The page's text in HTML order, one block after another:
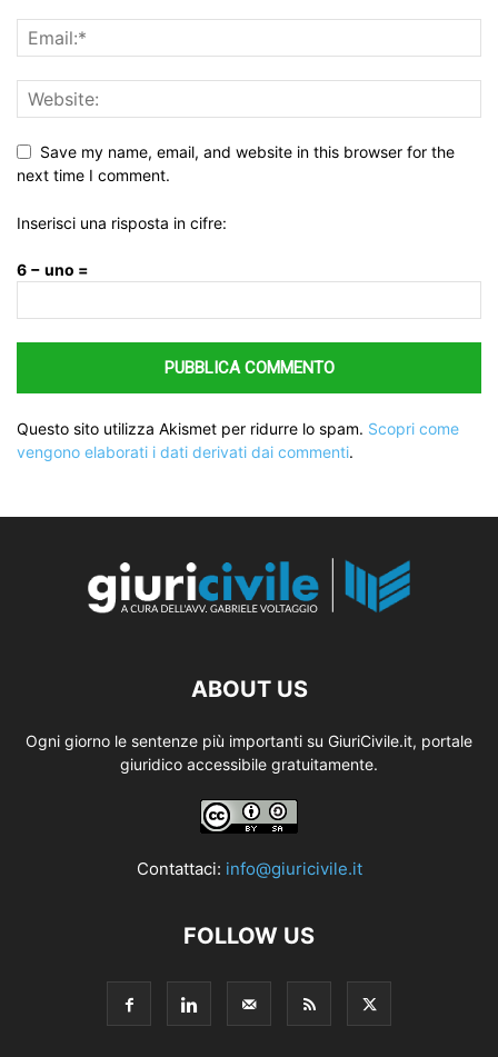
Save my name, email, and website in this browser for the
next time I comment.
Inserisci una risposta in cifre:
6 − uno =
Questo sito utilizza Akismet per ridurre lo spam. Scopri come
vengono elaborati i dati derivati dai commenti.
ABOUT US
Ogni giorno le sentenze più importanti su GiuriCivile.it, portale
giuridico accessibile gratuitamente.
Contattaci: info@giuricivile.it
FOLLOW US